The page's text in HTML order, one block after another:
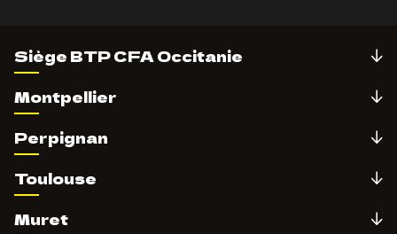
Siège BTP CFA Occitanie
Montpellier
Perpignan
Toulouse
Muret